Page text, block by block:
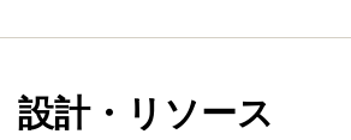
設計・リソース